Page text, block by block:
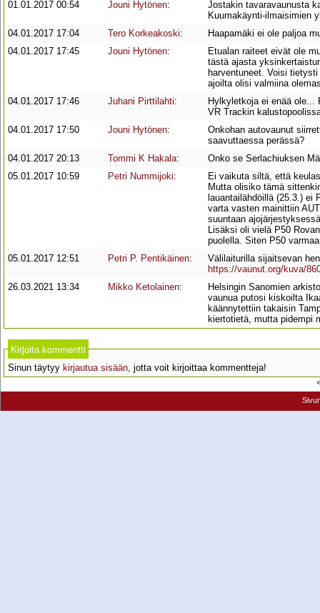
01.01.2017 00:54
Jouni Hytönen:
Jostakin tavaravaunusta
Kuumakäynti-ilmaisimien
04.01.2017 17:04
Tero Korkeakoski:
Haapamäki ei ole paljoa
04.01.2017 17:45
Jouni Hytönen:
Etualan raiteet eivät ole
tästä ajasta
harventuneet. Voisi
ajoilta olisi valmiina
04.01.2017 17:46
Juhani Pirttilahti:
Hylkyletkoja ei enää ole...
VR Trackin
04.01.2017 17:50
Jouni Hytönen:
Onkohan autovaunut
saavuttaessa perässä?
04.01.2017 20:13
Tommi K Hakala:
Onko se Serlachiuksen
05.01.2017 10:59
Petri Nummijoki:
Ei vaikuta siltä, että
Mutta olisiko tämä
lauantailähdöillä (25.3.)
varta vasten mainittiin
suuntaan
Lisäksi oli vielä P50
puolella. Siten P50
05.01.2017 12:51
Petri P. Pentikäinen:
Välilaiturilla sijaitsevan
https://vaunut.org/kuva/
26.03.2021 13:34
Mikko Ketolainen:
Helsingin Sanomien
vaunua putosi kiskoilta
käännytettiin takaisin
kiertotietä, mutta pidempi
Kirjoita kommentti
Sinun täytyy kirjautua sisään, jotta voit kirjoittaa kommentteja!